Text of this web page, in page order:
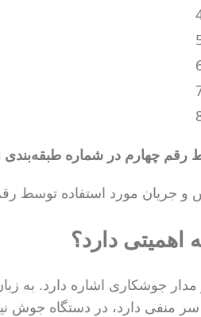
چهارم در شماره طبقه‌بندی
دارد؟
جوشکاری اشاره دارد. به
منفی دارد، در دستگاه جوش